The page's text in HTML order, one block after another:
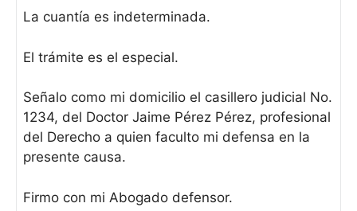
La cuantía es indeterminada.
El trámite es el especial.
Señalo como mi domicilio el casillero judicial No.
1234, del Doctor Jaime Pérez Pérez, profesional
del Derecho a quien faculto mi defensa en la
presente causa.
Firmo con mi Abogado defensor.